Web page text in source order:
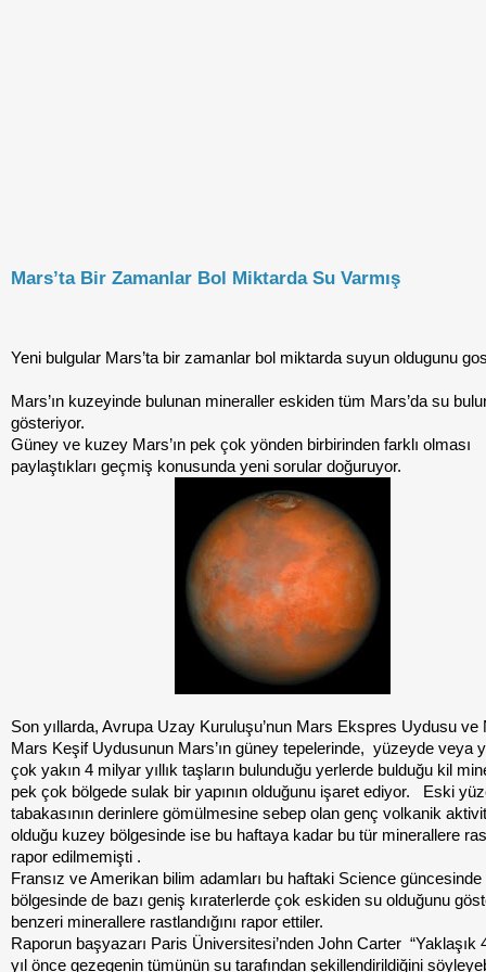
Mars’ta Bir Zamanlar Bol Miktarda Su Varmış
Yeni bulgular Mars’ta bir zamanlar bol miktarda suyun oldugunu
Mars’ın kuzeyinde bulunan mineraller eskiden tüm Mars’da su
gösteriyor.
Güney ve kuzey Mars’ın pek çok yönden birbirinden farklı olması
paylaştıkları geçmiş konusunda yeni sorular doğuruyor.
Son yıllarda, Avrupa Uzay Kuruluşu’nun Mars Ekspres Uydusu ve
Mars Keşif Uydusunun Mars’ın güney tepelerinde, yüzeyde veya
çok yakın 4 milyar yıllık taşların bulunduğu yerlerde bulduğu kil
pek çok bölgede sulak bir yapının olduğunu işaret ediyor. Eski
tabakasının derinlere gömülmesine sebep olan genç volkanik
olduğu kuzey bölgesinde ise bu haftaya kadar bu tür minerallere
rapor edilmemişti .
Fransız ve Amerikan bilim adamları bu haftaki Science
bölgesinde de bazı geniş kıraterlerde çok eskiden su olduğunu
benzeri minerallere rastlandığını rapor ettiler.
Raporun başyazarı Paris Üniversitesi’nden John Carter “Yaklaşık
yıl önce gezegenin tümünün su tarafından şekillendirildiğini